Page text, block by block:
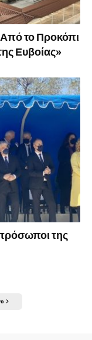
το Προκόπι
Ευβοίας»
της